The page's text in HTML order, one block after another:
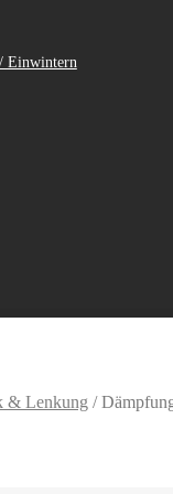
Einwintern
& Lenkung /